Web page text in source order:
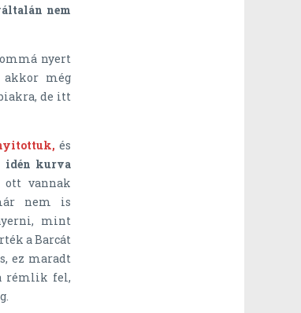
nem
nyert
még
de itt
és
idén kurva
vannak
nem is
mint
a Barcát
ez maradt
rémlik fel,